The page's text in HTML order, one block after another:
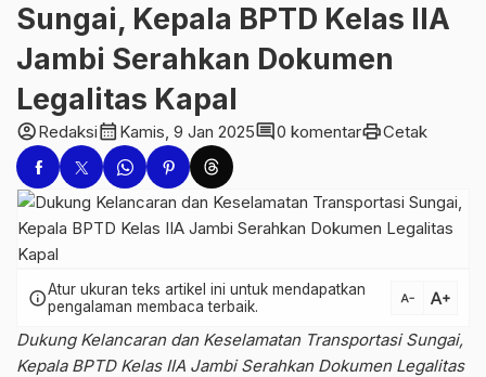
Sungai, Kepala BPTD Kelas IIA
Jambi Serahkan Dokumen
Legalitas Kapal
account_circleRedaksicalendar_month Kamis, 9 Jan 2025comment0 komentarprintCetak
infoAtur ukuran teks artikel ini untuk mendapatkan
pengalaman membaca terbaik.
text_decrease text_increase
Dukung Kelancaran dan Keselamatan Transportasi Sungai,
Kepala BPTD Kelas IIA Jambi Serahkan Dokumen Legalitas